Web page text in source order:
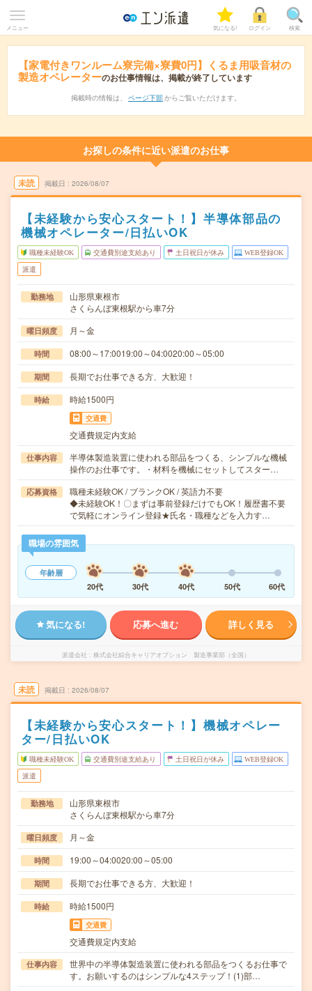
メニュー 気になる! ログイン 検索
【家電付きワンルーム寮完備×寮費0円】くるま用吸音材の
製造オペレーターのお仕事情報は、掲載が終了しています
掲載時の情報は、 ページ下部 からご覧いただけます。
お探しの条件に近い派遣のお仕事
未読 掲載日 2026/08/07
【未経験から安心スタート！】半導体部品の
機械オペレーター/日払いOK
職種未経験OK 交通費別途支給あり 土日祝日が休み WEB登録OK
派遣
勤務地
山形県東根市
さくらんぼ東根駅から車7分
曜日頻度 月～金
時間 08:00～17:0019:00～04:0020:00～05:00
期間 長期でお仕事できる方、大歓迎！
時給 時給1500円
交通費
交通費規定内支給
仕事内容
半導体製造装置に使われる部品をつくる、シンプルな機械
操作のお仕事です。・材料を機械にセットしてスター…
応募資格
職種未経験OK / ブランクOK / 英語力不要
◆未経験OK！〇まずは事前登録だけでもOK！履歴書不要
で気軽にオンライン登録★氏名・職種などを入力す…
職場の雰囲気
年齢層
20代
30代 40代 50代 60代
気になる! 応募へ進む 詳しく見る
派遣会社 株式会社綜合キャリアオプション 製造事業部（全国）
未読 掲載日 2026/08/07
【未経験から安心スタート！】機械オペレー
ター/日払いOK
職種未経験OK 交通費別途支給あり 土日祝日が休み WEB登録OK
派遣
勤務地
山形県東根市
さくらんぼ東根駅から車7分
曜日頻度 月～金
時間 19:00～04:0020:00～05:00
期間 長期でお仕事できる方、大歓迎！
時給 時給1500円
交通費
交通費規定内支給
仕事内容
世界中の半導体製造装置に使われる部品をつくるお仕事で
す。お願いするのはシンプルな4ステップ！(1)部…